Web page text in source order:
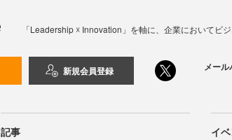
「Leadership ☓ Innovation」を軸に、企業においてビ
新規会員登録 メー
記事 イ